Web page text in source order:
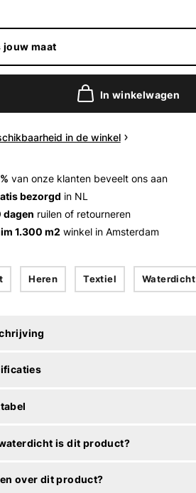
jouw maat
In winkelwagen
in de winkel
van onze klanten beveelt ons aan
bezorgd in NL
dagen ruilen of retourneren
1.300 m2 winkel in Amsterdam
Heren Textiel Waterdicht
is dit product?
over dit product?